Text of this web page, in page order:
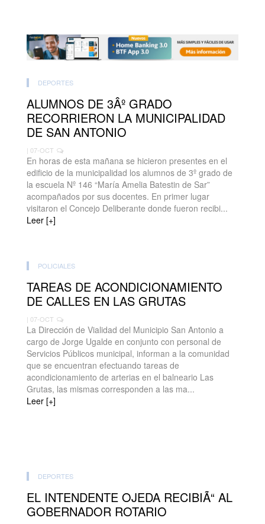
DEPORTES
ALUMNOS DE 3Âº GRADO
RECORRIERON LA MUNICIPALIDAD
DE SAN ANTONIO
| 07-OCT
En horas de esta mañana se hicieron presentes en el
edificio de la municipalidad los alumnos de 3º grado de
la escuela Nº 146 “María Amelia Batestin de Sar”
acompañados por sus docentes. En primer lugar
visitaron el Concejo Deliberante donde fueron recibi...
Leer [+]
POLICIALES
TAREAS DE ACONDICIONAMIENTO
DE CALLES EN LAS GRUTAS
| 07-OCT
La Dirección de Vialidad del Municipio San Antonio a
cargo de Jorge Ugalde en conjunto con personal de
Servicios Públicos municipal, informan a la comunidad
que se encuentran efectuando tareas de
acondicionamiento de arterias en el balneario Las
Grutas, las mismas corresponden a las ma...
Leer [+]
DEPORTES
EL INTENDENTE OJEDA RECIBIÃ“ AL
GOBERNADOR ROTARIO